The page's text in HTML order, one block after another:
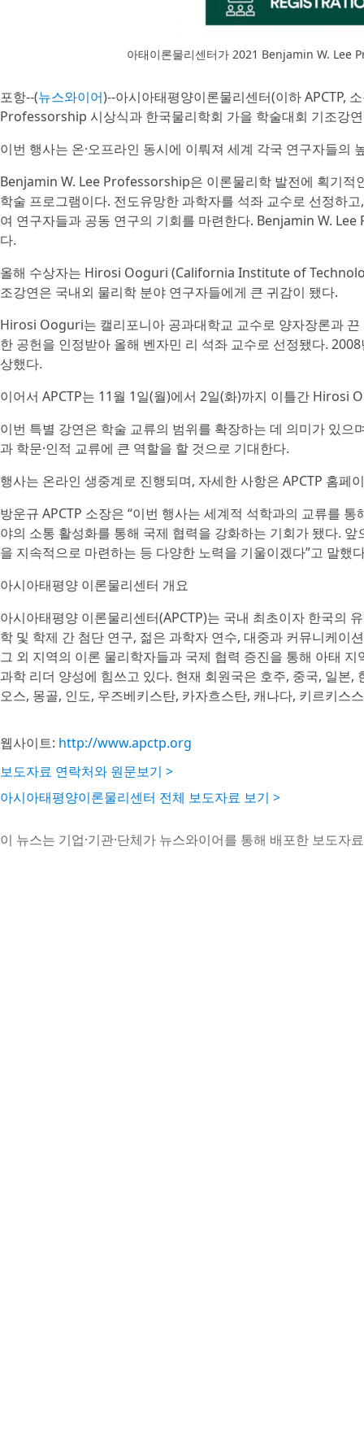
아태이론물리센터가 2021 Benjamin W. Lee
포항--(뉴스와이어)--아시아태평양이론물리센터(이하 APCTP,
Professorship 시상식과 한국물리학회 가을 학술대회 기조강
이번 행사는 온·오프라인 동시에 이뤄져 세계 각국 연구자들의
Benjamin W. Lee Professorship은 이론물리학 발전에 획기적
학술 프로그램이다. 전도유망한 과학자를 석좌 교수로 선정하
여 연구자들과 공동 연구의 기회를 마련한다. Benjamin W.
다.
올해 수상자는 Hirosi Ooguri (California Institute of
조강연은 국내외 물리학 분야 연구자들에게 큰 귀감이 됐다.
Hirosi Ooguri는 캘리포니아 공과대학교 교수로 양자장론과
한 공헌을 인정받아 올해 벤자민 리 석좌 교수로 선정됐다.
상했다.
이어서 APCTP는 11월 1일(월)에서 2일(화)까지 이틀간
이번 특별 강연은 학술 교류의 범위를 확장하는 데 의미가 있
과 학문·인적 교류에 큰 역할을 할 것으로 기대한다.
행사는 온라인 생중계로 진행되며, 자세한 사항은 APCTP 홈페
방운규 APCTP 소장은 “이번 행사는 세계적 석학과의 교류를
야의 소통 활성화를 통해 국제 협력을 강화하는 기회가 됐다.
을 지속적으로 마련하는 등 다양한 노력을 기울이겠다”고 말했
아시아태평양 이론물리센터 개요
아시아태평양 이론물리센터(APCTP)는 국내 최초이자 한국의
학 및 학제 간 첨단 연구, 젊은 과학자 연수, 대중과 커뮤니케이
그 외 지역의 이론 물리학자들과 국제 협력 증진을 통해 아태
과학 리더 양성에 힘쓰고 있다. 현재 회원국은 호주, 중국, 일본
오스, 몽골, 인도, 우즈베키스탄, 카자흐스탄, 캐나다, 키르키스
웹사이트: http://www.apctp.org
보도자료 연락처와 원문보기 >
아시아태평양이론물리센터 전체 보도자료 보기 >
이 뉴스는 기업·기관·단체가 뉴스와이어를 통해 배포한 보도자